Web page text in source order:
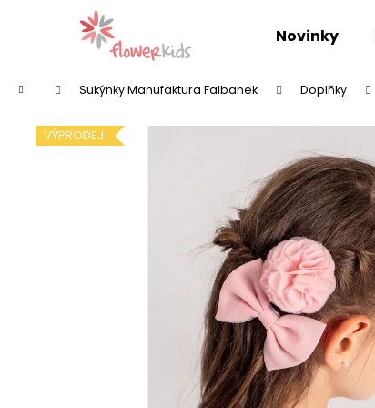
Novinky
Domů Sukýnky Manufaktura Falbanek Doplňky
VÝPRODEJ
Zpět
obchodu
Zpět
obchodu